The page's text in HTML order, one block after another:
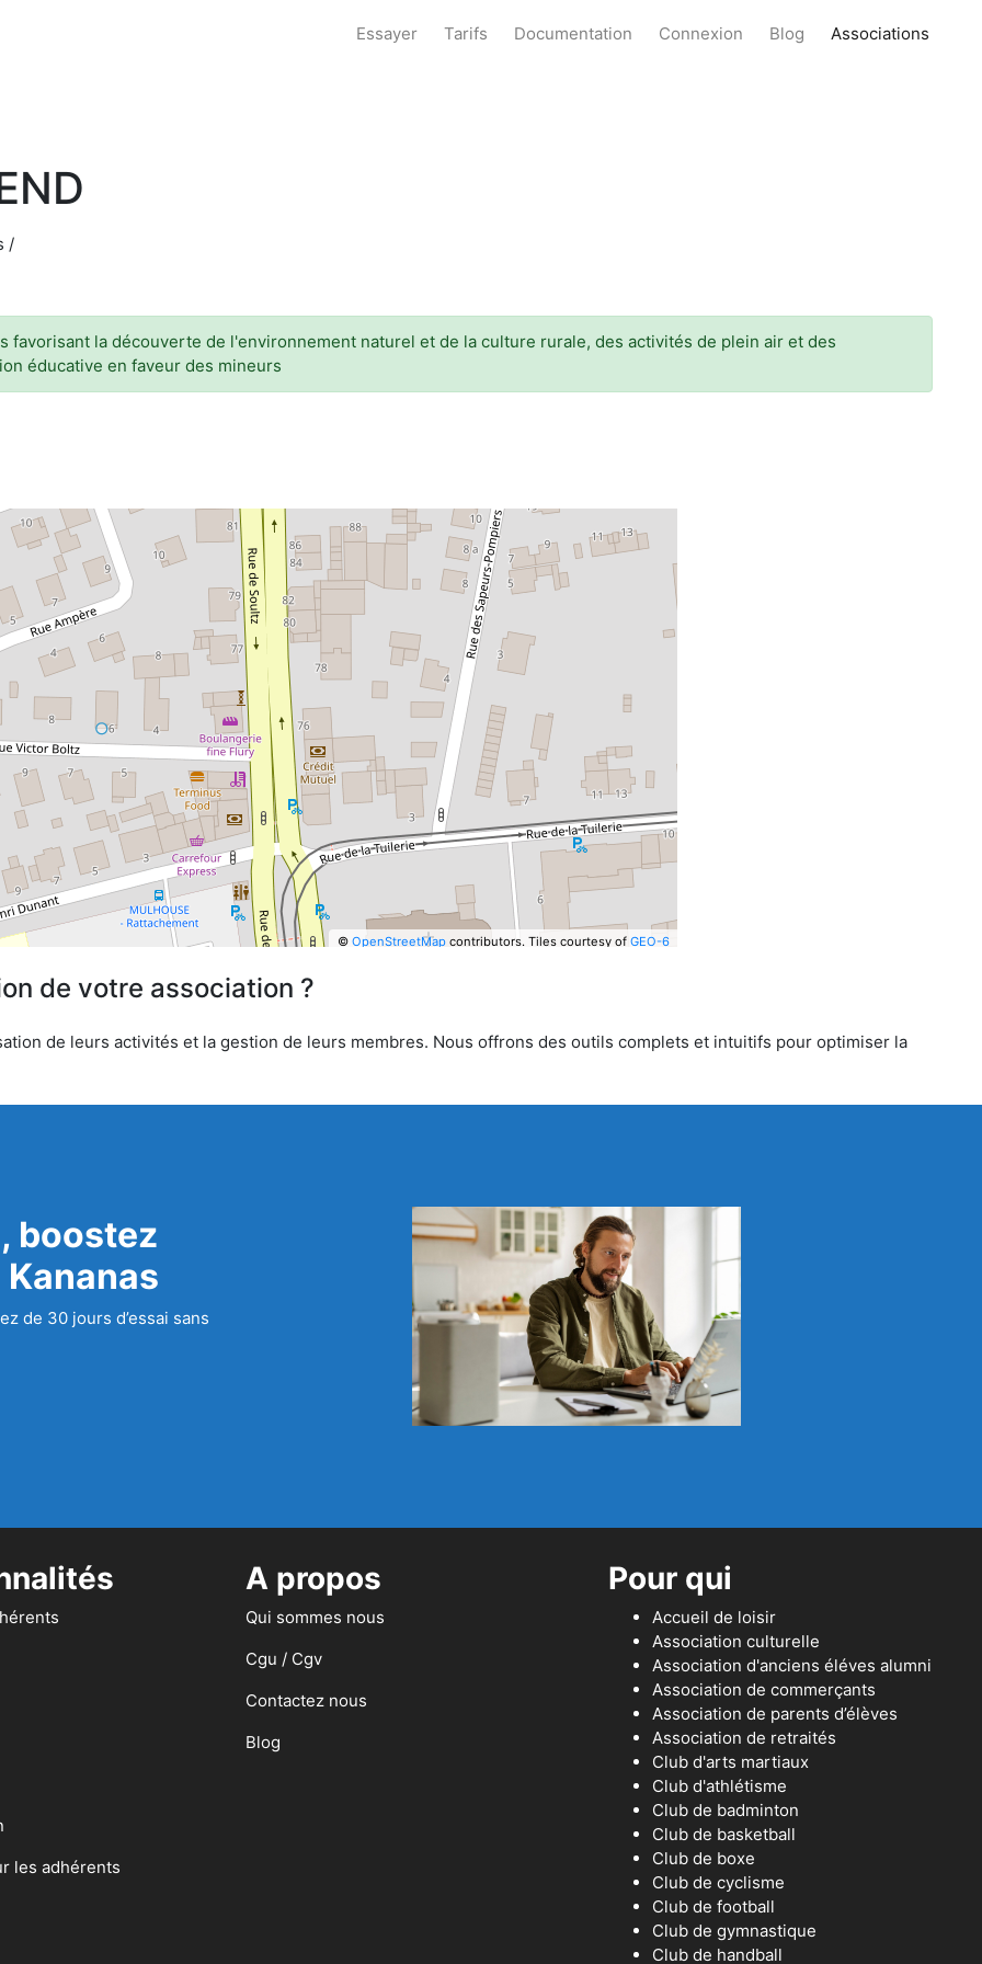
Essayer Tarifs Documentation Connexion Blog Associations
/
la découverte de l'environnement naturel et de la culture rurale, des activités de plein air et des
éducative en faveur des mineurs
© OpenStreetMapcontributors. Tiles courtesy of GEO-6
de votre association ?
de leurs activités et la gestion de leurs membres. Nous offrons des outils complets et intuitifs pour optimiser la
boostez
de 30 jours d’essai sans
les adhérents
A propos
Qui sommes nous
Cgu / Cgv
Contactez nous
Blog
Pour qui
Accueil de loisir
Association culturelle
Association d'anciens éléves alumni
Association de commerçants
Association de parents d’élèves
Association de retraités
Club d'arts martiaux
Club d'athlétisme
Club de badminton
Club de basketball
Club de boxe
Club de cyclisme
Club de football
Club de gymnastique
Club de handball